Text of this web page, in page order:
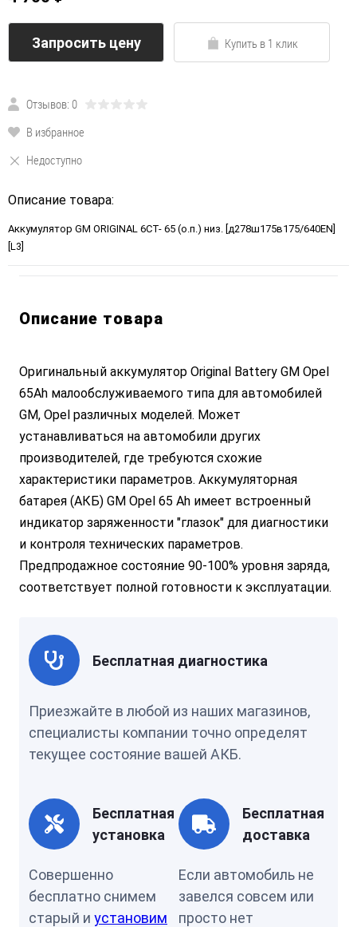
Запросить цену Купить в 1 клик
Отзывов: 0
В избранное
Недоступно
Описание товара:
Аккумулятор GM ORIGINAL 6СТ- 65 (о.п.) низ. [д278ш175в175/640EN]
[L3]
Описание товара
Оригинальный аккумулятор Original Battery GM Opel
65Ah малообслуживаемого типа для автомобилей
GM, Opel различных моделей. Может
устанавливаться на автомобили других
производителей, где требуются схожие
характеристики параметров. Аккумуляторная
батарея (АКБ) GM Opel 65 Ah имеет встроенный
индикатор заряженности "глазок" для диагностики
и контроля технических параметров.
Предпродажное состояние 90-100% уровня заряда,
соответствует полной готовности к эксплуатации.
Бесплатная диагностика
Приезжайте в любой из наших магазинов,
специалисты компании точно определят
текущее состояние вашей АКБ.
Бесплатная
установка
Совершенно
бесплатно снимем
старый и установим
Бесплатная
доставка
Если автомобиль не
завелся совсем или
просто нет